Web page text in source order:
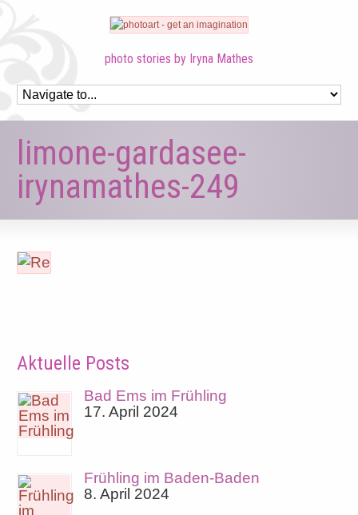
photo stories by Iryna Mathes
limone-gardasee-
irynamathes-249
Aktuelle Posts
Bad Ems im Frühling
17. April 2024
Frühling im Baden-Baden
8. April 2024